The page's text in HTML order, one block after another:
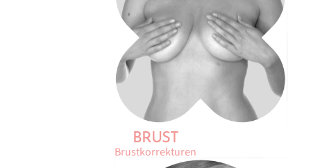
BRUST
Brustkorrekturen